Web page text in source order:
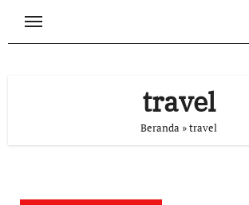
travel
Beranda »travel